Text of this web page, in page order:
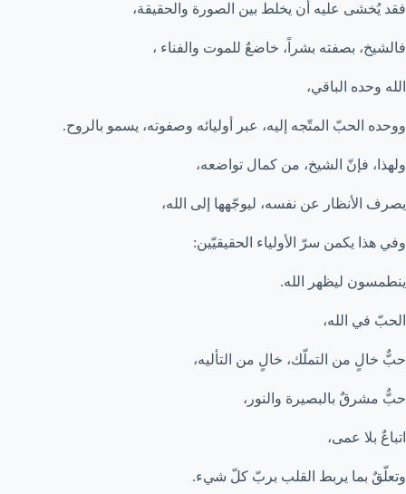
فقد يُخشى عليه أن يخلط بين الصورة والحقيقة،
فالشيخ، بصفته بشراً، خاضعٌ للموت والفناء ،
الله وحده الباقي،
ووحده الحبّ المتّجه إليه، عبر أوليائه وصفوته، يسمو بالروح.
ولهذا، فإنّ الشيخ، من كمال تواضعه،
يصرف الأنظار عن نفسه، ليوجّهها إلى الله،
وفي هذا يكمن سرّ الأولياء الحقيقيّين:
ينطمسون ليظهر الله.
الحبّ في الله،
حبٌّ خالٍ من التملّك، خالٍ من التأليه،
حبٌّ مشرقٌ بالبصيرة والنور،
اتباعٌ بلا عمى،
وتعلّقٌ بما يربط القلب بربّ كلّ شيء.